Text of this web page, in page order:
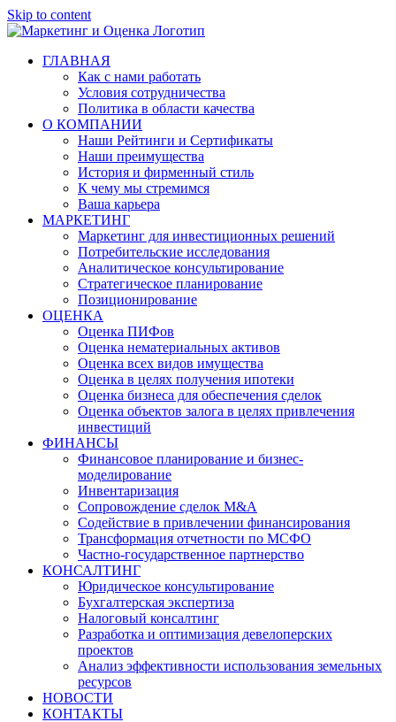
Skip to content
ГЛАВНАЯ
Как с нами работать
Условия сотрудничества
Политика в области качества
О КОМПАНИИ
Наши Рейтинги и Сертификаты
Наши преимущества
История и фирменный стиль
К чему мы стремимся
Ваша карьера
МАРКЕТИНГ
Маркетинг для инвестиционных решений
Потребительские исследования
Аналитическое консультирование
Стратегическое планирование
Позиционирование
ОЦЕНКА
Оценка ПИФов
Оценка нематериальных активов
Оценка всех видов имущества
Оценка в целях получения ипотеки
Оценка бизнеса для обеспечения сделок
Оценка объектов залога в целях привлечения
инвестиций
ФИНАНСЫ
Финансовое планирование и бизнес-
моделирование
Инвентаризация
Сопровождение сделок M&A
Содействие в привлечении финансирования
Трансформация отчетности по МСФО
Частно-государственное партнерство
КОНСАЛТИНГ
Юридическое консультирование
Бухгалтерская экспертиза
Налоговый консалтинг
Разработка и оптимизация девелоперских
проектов
Анализ эффективности использования земельных
ресурсов
НОВОСТИ
КОНТАКТЫ